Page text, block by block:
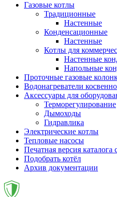
Газовые котлы
Традиционные
Настенные
Конденсационные
Настенные
Котлы для
Настенные
Напольные
Проточные газовые
Водонагреватели
Аксессуары для
Терморегулирование
Дымоходы
Гидравлика
Электрические котлы
Тепловые насосы
Печатная версия каталога
Подобрать котёл
Архив документации